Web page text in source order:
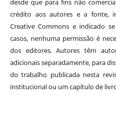
desde que para fins não
crédito aos autores e a fonte,
Creative Commons e indicado
casos, nenhuma permissão é
dos editores.Autores têm
adicionais separadamente, para
do trabalho publicada nesta
institucional ou um capítulo de